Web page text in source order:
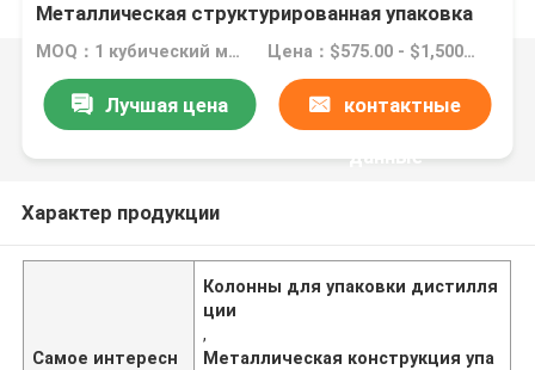
Металлическая структурированная упаковка
Нержавеющая сталь проволока газовая
упаковка
MOQ：1 кубический метр Цена：$575.00 - $1,500.00/ cubic meter
Лучшая цена контактные
данные
Характер продукции
Самое интересн
Колонны для упаковки дистилля
ции
,
Металлическая конструкция упа